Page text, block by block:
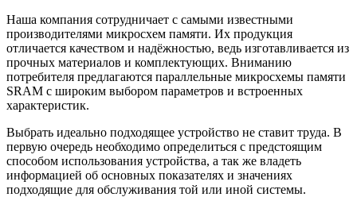
Наша компания сотрудничает с самыми известными
производителями микросхем памяти. Их продукция
отличается качеством и надёжностью, ведь изготавливается из
прочных материалов и комплектующих. Вниманию
потребителя предлагаются параллельные микросхемы памяти
SRAM с широким выбором параметров и встроенных
характеристик.
Выбрать идеально подходящее устройство не ставит труда. В
первую очередь необходимо определиться с предстоящим
способом использования устройства, а так же владеть
информацией об основных показателях и значениях
подходящие для обслуживания той или иной системы.